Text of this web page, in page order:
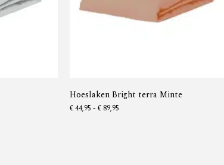
Hoeslaken Bright terra Minte
€44,95 - € 89,95